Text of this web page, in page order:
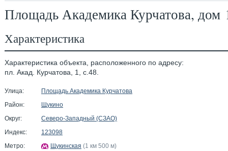
Площадь Академика Курчатова, дом
Характеристика
Характеристика объекта, расположенного по адресу:
пл. Акад. Курчатова, 1, с.48.
Улица:
Площадь Академика Курчатова
Район:
Щукино
Округ:
Северо-Западный (СЗАО)
Индекс:
123098
Метро:
Щукинская (1 км 500 м)